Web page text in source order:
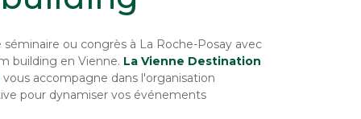
ou congrès à La Roche-Posay avec
building en Vienne. La Vienne Destination
vous accompagne dans l'organisation
pour dynamiser vos événements